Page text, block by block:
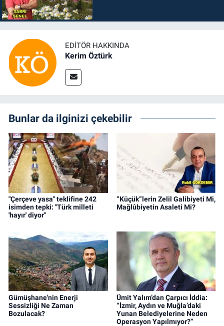
EDITÖR HAKKINDA
Kerim Öztürk
Bunlar da ilginizi çekebilir
"Çerçeve yasa" teklifine 242
isimden tepki: "Türk milleti
'hayır' diyor"
“Küçük”lerin Zelil Galibiyeti Mi,
Mağlûbiyetin Asaleti Mi?
Gümüşhane'nin Enerji
Sessizliği Ne Zaman
Bozulacak?
Ümit Yalım’dan Çarpıcı İddia:
“İzmir, Aydın ve Muğla’daki
Yunan Belediyelerine Neden
Operasyon Yapılmıyor?”